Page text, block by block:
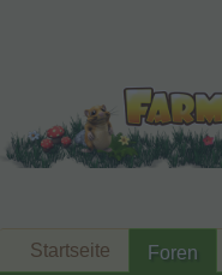
Startseite Foren